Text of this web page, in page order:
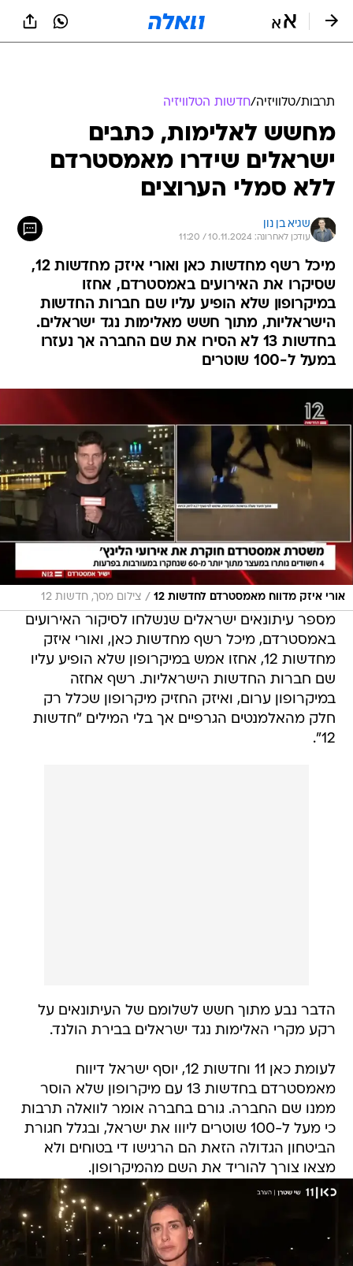
תרבות/טלוויזיה/חדשות הטלוויזיה
מחשש לאלימות, כתבים
ישראלים שידרו מאמסטרדם
ללא סמלי הערוצים
שגיא בן נון
עודכן לאחרונה: 10.11.2024 / 11:20
מיכל רשף מחדשות כאן ואורי איזק מחדשות 12,
שסיקרו את האירועים באמסטרדם, אחזו
במיקרופון שלא הופיע עליו שם חברות החדשות
הישראליות, מתוך חשש מאלימות נגד ישראלים.
בחדשות 13 לא הסירו את שם החברה אך נעזרו
במעל ל-100 שוטרים
אורי איזק מדווח מאמסטרדם לחדשות 12 / צילום מסך, חדשות 12
מספר עיתונאים ישראלים שנשלחו לסיקור האירועים
באמסטרדם, מיכל רשף מחדשות כאן, ואורי איזק
מחדשות 12, אחזו אמש במיקרופון שלא הופיע עליו
שם חברות החדשות הישראליות. רשף אחזה
במיקרופון ערום, ואיזק החזיק מיקרופון שכלל רק
חלק מהאלמנטים הגרפיים אך בלי המילים "חדשות
12".
הדבר נבע מתוך חשש לשלומם של העיתונאים על
רקע מקרי האלימות נגד ישראלים בבירת הולנד.
לעומת כאן 11 וחדשות 12, יוסף ישראל דיווח
מאמסטרדם בחדשות 13 עם מיקרופון שלא הוסר
ממנו שם החברה. גורם בחברה אומר לוואלה תרבות
כי מעל ל-100 שוטרים ליווו את ישראל, ובגלל חגורת
הביטחון הגדולה הזאת הם הרגישו די בטוחים ולא
מצאו צורך להוריד את השם מהמיקרופון.